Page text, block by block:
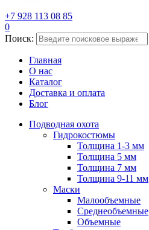
+7 928 113 08 85
0
Поиск:
Главная
О нас
Каталог
Доставка и оплата
Блог
Подводная охота
Гидрокостюмы
Толщина 1-3 мм
Толщина 5 мм
Толщина 7 мм
Толщина 9-11 мм
Маски
Малообъемные
Среднеобъемные
Объемные